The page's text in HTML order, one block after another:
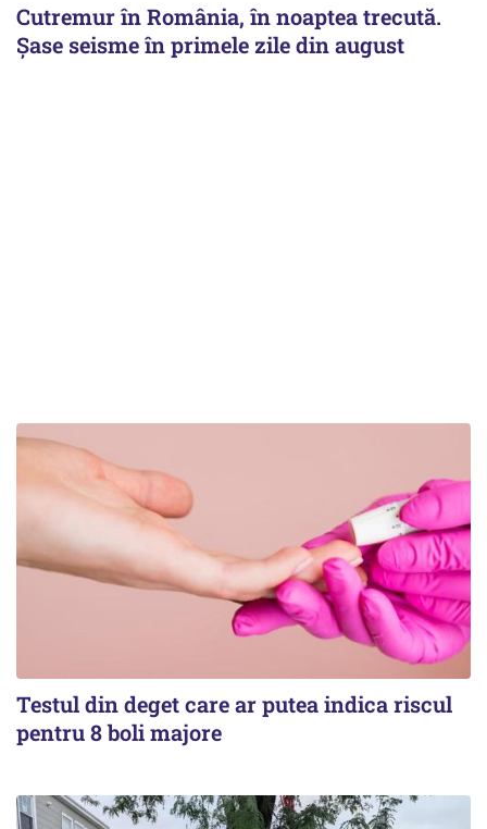
Cutremur în România, în noaptea trecută.
Șase seisme în primele zile din august
Testul din deget care ar putea indica riscul
pentru 8 boli majore